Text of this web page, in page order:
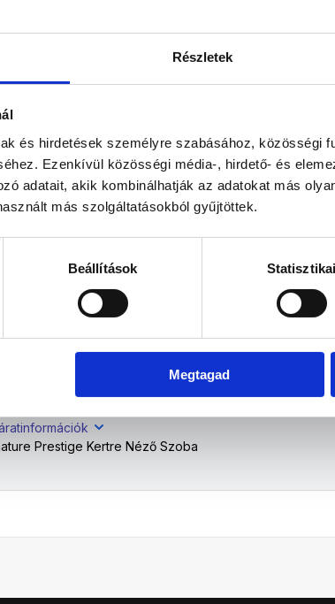
Részletek
és hirdetések személyre szabásához, közösségi
Ezenkívül közösségi média-, hirdető- és
adatait, akik kombinálhatják az adatokat más
más szolgáltatásokból gyűjtöttek.
Beállítások Statisztikai
Megtagad
Prestige Kertre Néző Szoba
Prestige Kertre Néző Szoba